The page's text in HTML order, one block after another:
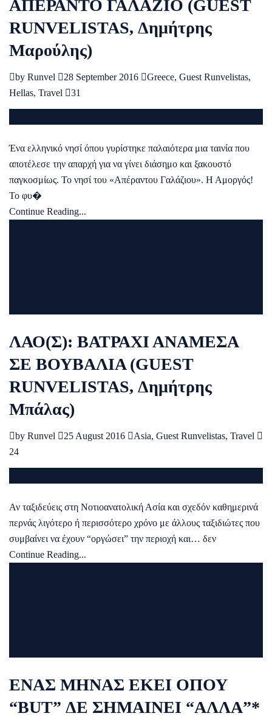
ΑΠΕΡΑΝΤΟ ΓΑΛΑΖΙΟ (GUEST
RUNVELISTAS, Δημήτρης
Μαρούλης)
by Runvel 28 September 2016 Greece, Guest Runvelistas,
Hellas, Travel 31
Ένα ελληνικό νησί όπου γυρίστηκε παλαιότερα μια ταινία που
αποτέλεσε την απαρχή για να γίνει διάσημο και ξακουστό
παγκοσμίως. Το νησί του «Απέραντου Γαλάζιου». Η Αμοργός!
Το φυ�
Continue Reading...
ΛΑΟ(Σ): ΒΑΤΡΑΧΙ ΑΝΑΜΕΣΑ
ΣΕ ΒΟΥΒΑΛΙΑ (GUEST
RUNVELISTAS, Δημήτρης
Μπάλας)
by Runvel 25 August 2016 Asia, Guest Runvelistas, Travel
24
Αν ταξιδεύεις στη Νοτιοανατολική Ασία και σχεδόν καθημερινά
περνάς λιγότερο ή περισσότερο χρόνο με άλλους ταξιδιώτες που
συμβαίνει να έχουν “οργώσει” την περιοχή και… δεν
Continue Reading...
ΕΝΑΣ ΜΗΝΑΣ ΕΚΕΙ ΟΠΟΥ
“BUT” ΔΕ ΣΗΜΑΙΝΕΙ “ΑΛΛΑ”*